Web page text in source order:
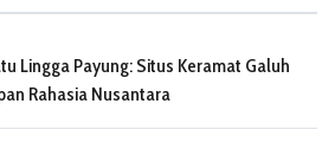
Lingga Payung: Situs Keramat Galuh
Rahasia Nusantara